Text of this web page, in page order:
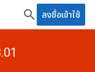
ลงชื่อเข้าใช้